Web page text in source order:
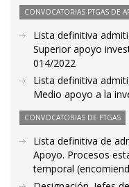
CONVOCATORIAS PTGAS DE
Lista definitiva
Superior apoyo
014/2022
Lista definitiva
Medio apoyo a la
CONVOCATORIAS DE PTGAS
Lista definitiva de
Apoyo. Procesos
temporal